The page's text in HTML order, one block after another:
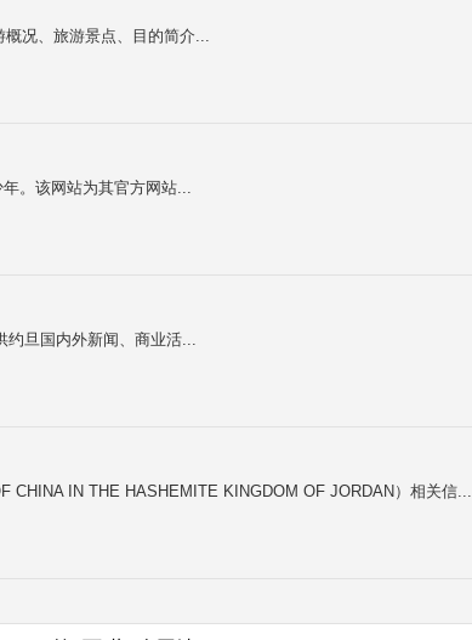
况、旅游景点、目的简介...
。该网站为其官方网站...
约旦国内外新闻、商业活...
IN THE HASHEMITE KINGDOM OF JORDAN）相关信...